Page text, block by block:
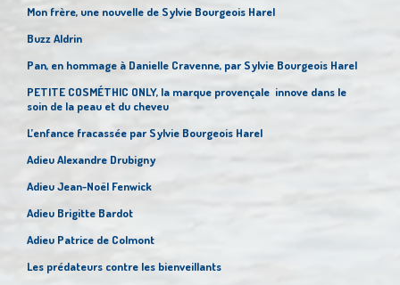
Mon frère, une nouvelle de Sylvie Bourgeois Harel
Buzz Aldrin
Pan, en hommage à Danielle Cravenne, par Sylvie Bourgeois Harel
PETITE COSMÉTHIC ONLY, la marque provençale innove dans le
soin de la peau et du cheveu
L’enfance fracassée par Sylvie Bourgeois Harel
Adieu Alexandre Drubigny
Adieu Jean-Noël Fenwick
Adieu Brigitte Bardot
Adieu Patrice de Colmont
Les prédateurs contre les bienveillants